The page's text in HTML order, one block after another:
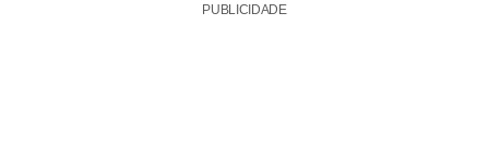
PUBLICIDADE